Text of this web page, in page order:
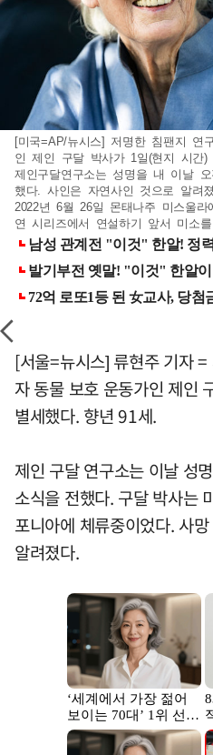
[미국=AP/뉴시스] 저명한 침팬지 연
인 제인 구달 박사가 1일(현지 시간)
제인구달연구소는 성명을 내 이날
했다. 사인은 자연사인 것으로 알려
2022년 6월 26일 몬태나주 미스울
연 시리즈에서 연설하기 앞서 미소
[서울=뉴시스] 류현주 기자
자 동물 보호 운동가인 제인
별세했다. 향년 91세.
제인 구달 연구소는 이날 성
소식을 전했다. 구달 박사는
포니아에 체류중이었다. 사
알려졌다.